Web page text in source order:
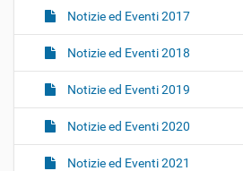
Notizie ed Eventi 2017
Notizie ed Eventi 2018
Notizie ed Eventi 2019
Notizie ed Eventi 2020
Notizie ed Eventi 2021